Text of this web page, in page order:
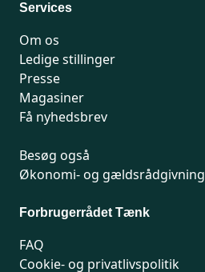
Services
Om os
Ledige stillinger
Presse
Magasiner
Få nyhedsbrev
Besøg også
Økonomi- og gældsrådgivning
Forbrugerrådet Tænk
FAQ
Cookie- og privatlivspolitik